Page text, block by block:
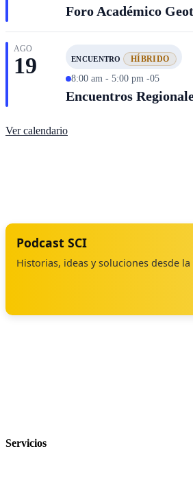
Foro Académico
AGO
19 ENCUENTRO HÍBRIDO
8:00 am - 5:00 pm -05
Encuentros
Ver calendario
Podcast SCI
Historias, ideas y soluciones desde
Servicios